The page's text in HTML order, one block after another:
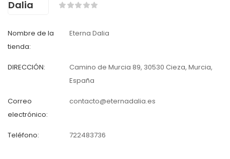
Nombre de la
tienda:
Eterna Dalia
DIRECCIÓN:
Camino de Murcia 89, 30530 Cieza, Murcia,
España
Correo
electrónico:
contacto@eternadalia.es
Teléfono: 722483736